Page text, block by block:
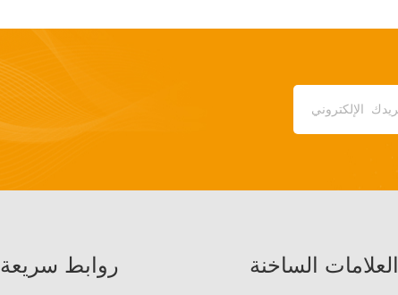
روابط سريعة العلامات الساخنة